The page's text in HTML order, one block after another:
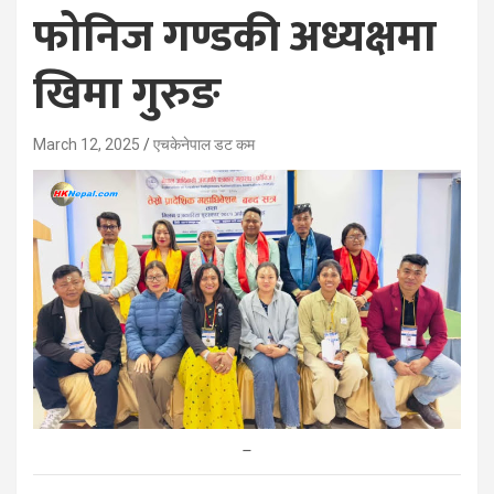
फोनिज गण्डकी अध्यक्षमा
खिमा गुरुङ
March 12, 2025 एचकेनेपाल डट कम
–